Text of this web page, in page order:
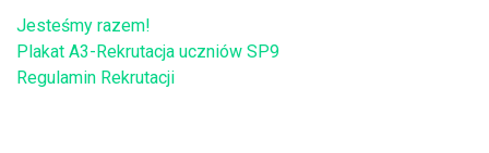
Jesteśmy razem!
Plakat A3-Rekrutacja uczniów SP9
Regulamin Rekrutacji